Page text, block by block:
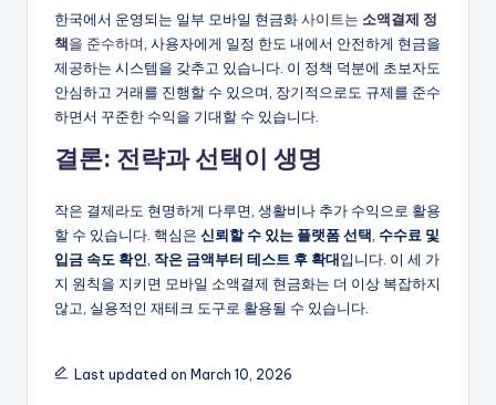
한국에서 운영되는 일부 모바일 현금화사이트는 소액결제 정
책을 준수하며, 사용자에게 일정 한도 내에서 안전하게 현금을
제공하는 시스템을 갖추고 있습니다. 이 정책 덕분에 초보자도
안심하고 거래를 진행할 수 있으며, 장기적으로도 규제를 준수
하면서 꾸준한 수익을 기대할 수 있습니다.
결론: 전략과 선택이 생명
작은 결제라도 현명하게 다루면, 생활비나 추가 수익으로 활용
할 수 있습니다. 핵심은 신뢰할 수 있는 플랫폼 선택, 수수료 및
입금 속도 확인, 작은 금액부터 테스트 후 확대입니다. 이 세 가
지 원칙을 지키면 모바일 소액결제 현금화는 더 이상 복잡하지
않고, 실용적인 재테크 도구로 활용될 수 있습니다.
Last updated on March 10, 2026